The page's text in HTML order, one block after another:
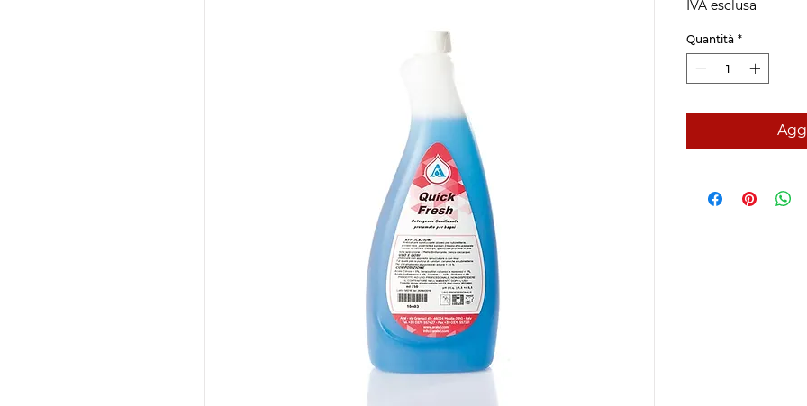
IVA esclusa
Quantità *